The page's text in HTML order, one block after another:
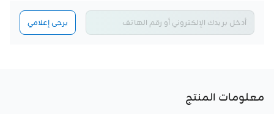
يرجى إعلامي
معلومات المنتج